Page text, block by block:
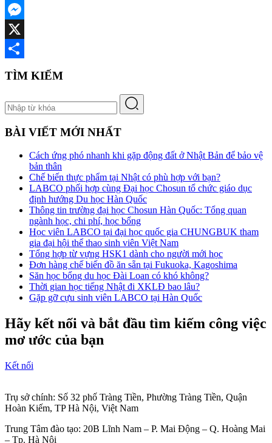
Facebook
Messenger
X
Share
TÌM KIẾM
BÀI VIẾT MỚI NHẤT
Cách ứng phó nhanh khi gặp động đất ở Nhật Bản để bảo vệ
bản thân
Chế biến thực phẩm tại Nhật có phù hợp với bạn?
LABCO phối hợp cùng Đại học Chosun tổ chức giáo dục
định hướng Du học Hàn Quốc
Thông tin trường đại học Chosun Hàn Quốc: Tổng quan
ngành học, chi phí, học bổng
Học viên LABCO tại đại học quốc gia CHUNGBUK tham
gia đại hội thể thao sinh viên Việt Nam
Tổng hợp từ vựng HSK1 dành cho người mới học
Đơn hàng chế biến đồ ăn sẵn tại Fukuoka, Kagoshima
Săn học bổng du học Đài Loan có khó không?
Thời gian học tiếng Nhật đi XKLĐ bao lâu?
Gặp gỡ cựu sinh viên LABCO tại Hàn Quốc
Hãy kết nối và bắt đầu tìm kiếm công việc
mơ ước của bạn
Kết nối
Trụ sở chính: Số 32 phố Tràng Tiền, Phường Tràng Tiền, Quận
Hoàn Kiếm, TP Hà Nội, Việt Nam
Trung Tâm đào tạo: 20B Lĩnh Nam – P. Mai Động – Q. Hoàng Mai
– Tp. Hà Nội